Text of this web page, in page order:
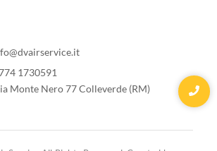
1730591
Monte Nero 77 Colleverde (RM)